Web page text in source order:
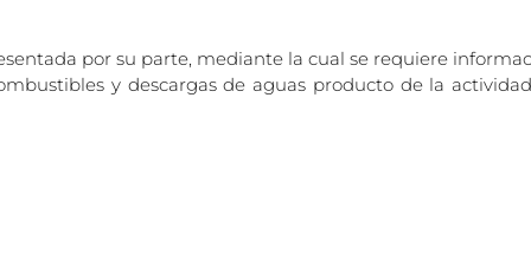
por su parte, mediante la cual se requiere
y descargas de aguas producto de la